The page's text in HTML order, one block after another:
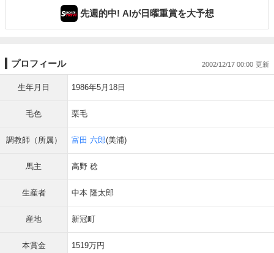
先週的中! AIが日曜重賞を大予想
プロフィール 2002/12/17 00:00
生年月日 1986年5月18日
毛色 栗毛
調教師（所属） 富田 六郎(美浦)
馬主 高野 稔
生産者 中本 隆太郎
産地 新冠町
本賞金 1519万円